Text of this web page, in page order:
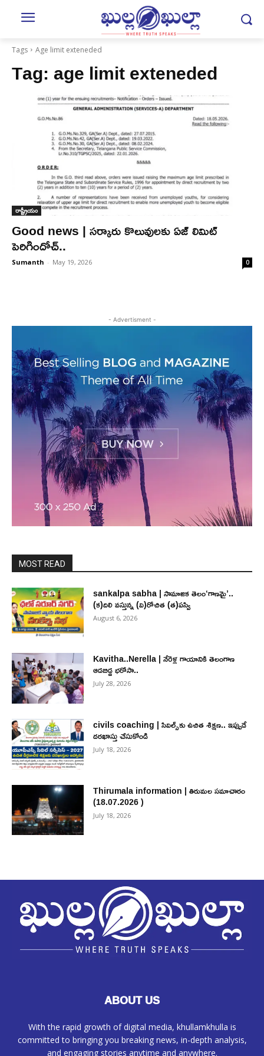
Tags Age limit exteneded
Tag:age limit exteneded
రాష్ట్రీయం
Good news | సర్కారు కొలువులకు ఏజ్ లిమిట్
పెరిగిందోచ్..
Sumanth - May 19, 2026 0
- Advertisment -
MOST READ
sankalpa sabha | సామాజిక తెలం‘గాణమై’..
(క)దిలి వస్తున్న (వి)రోచిత (త)పస్వి
August 6, 2026
Kavitha..Nerella | నేరెళ్ల గాయానికి తెలంగాణ
ఆడబిడ్డ భరోసా..
July 28, 2026
civils coaching | సివిల్స్‌కు ఉచిత శిక్ష‌ణ.. ఇప్పుడే
ద‌ర‌ఖాస్తు చేసుకోండి
July 18, 2026
Thirumala information | తిరుమల సమాచారం
(18.07.2026 )
July 18, 2026
ABOUT US
With the rapid growth of digital media, khullamkhulla is
committed to bringing you breaking news, in-depth analysis,
and engaging stories anytime and anywhere.